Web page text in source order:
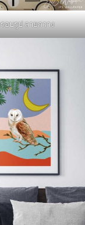
อบรูป ลายกวาง